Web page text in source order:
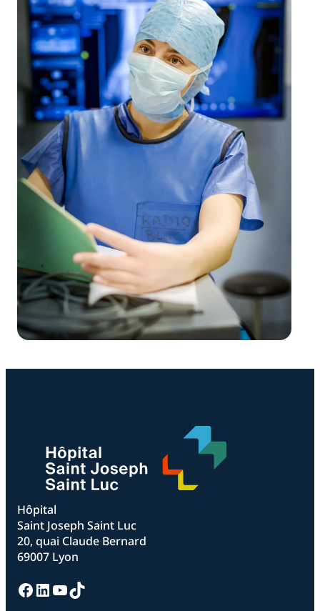
Hôpital
Saint Joseph Saint Luc
20, quai Claude Bernard
69007 Lyon
Facebook LinkedIn YouTube TikTok